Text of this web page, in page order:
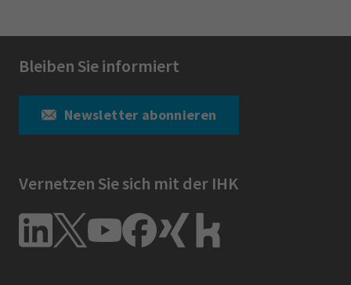
Bleiben Sie informiert
Newsletter abonnieren
Vernetzen Sie sich mit der IHK